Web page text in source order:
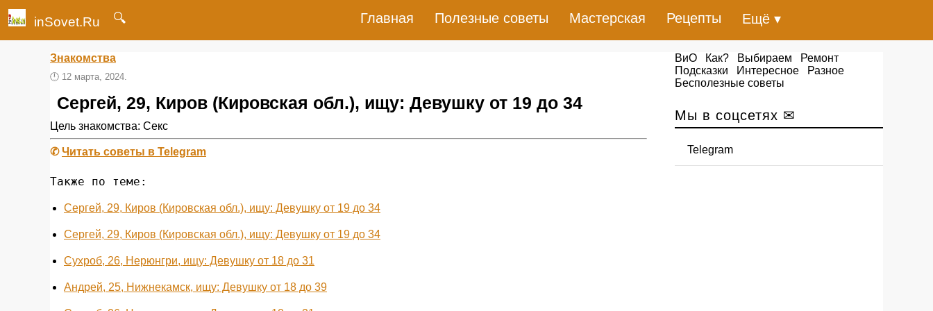
inSovet.Ru 🔍 Главная Полезные советы Мастерская Рецепты Ещё ▾
Знакомства
🕛 12 марта, 2024.
Сергей, 29, Киров (Кировская обл.), ищу: Девушку от 19 до 34
Цель знакомства: Секс
✆Читать советы в Telegram
Также по теме:
Сергей, 29, Киров (Кировская обл.), ищу: Девушку от 19 до 34
Сергей, 29, Киров (Кировская обл.), ищу: Девушку от 19 до 34
Сухроб, 26, Нерюнгри, ищу: Девушку от 18 до 31
Андрей, 25, Нижнекамск, ищу: Девушку от 18 до 39
ВиО Как? Выбираем
Ремонт
Подсказки
Интересное
Разное
Бесполезные советы
Мы в соцсетях ✉
Telegram